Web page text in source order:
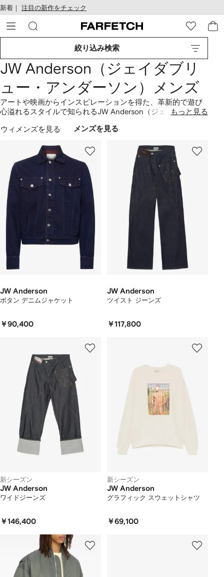
テ
ン
ツ
す
る
お
け
る
シ
ビ
テ
ィ
新着｜ 注目の新作をチェック
絞り込み検索
JW Anderson（ジェイダブリ
ュー・アンダーソン）メンズ
アートや映画からインスピレーションを得た、革新的で遊び
心溢れるスタイルで知られるJW Anderson（ジェイダブリュ
築した、前衛的なファッションで常に注目を集めています。
バッグは要チェック。また、環境に配慮した素材を
使用するなど、サステナブルなクリエーションにも力を入れ
ています。FARFETCHは、JW Andersonのように、エシカル
な取り組みを行うブランドをサポートしています。注目のエ
シカルコンシャスアイテムは
もっと見る
ウィメンズを見る メンズを見る
JW Anderson
ボタン デニムジャケット
￥90,400
JW Anderson
ツイスト ジーンズ
￥117,800
新シーズン
JW Anderson
ワイドジーンズ
￥146,400
新シーズン
JW Anderson
グラフィック スウェットシャツ
￥69,100